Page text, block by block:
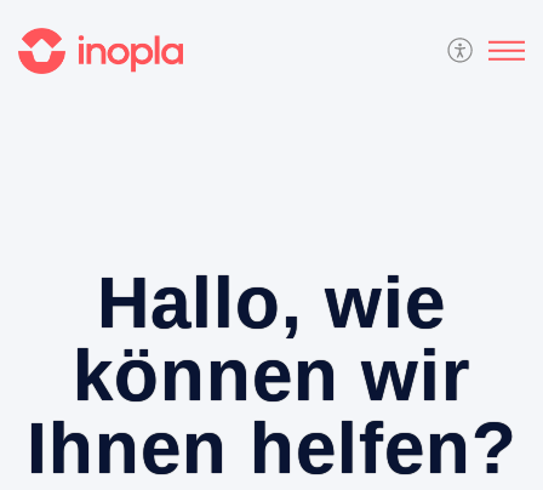
Hallo, wie
können wir
Ihnen helfen?